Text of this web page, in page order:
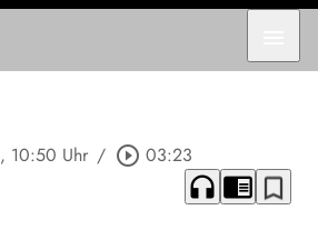
, 10:50 Uhr / play_circle_outline 03:23
headphones chrome_reader_mode bookmark_border